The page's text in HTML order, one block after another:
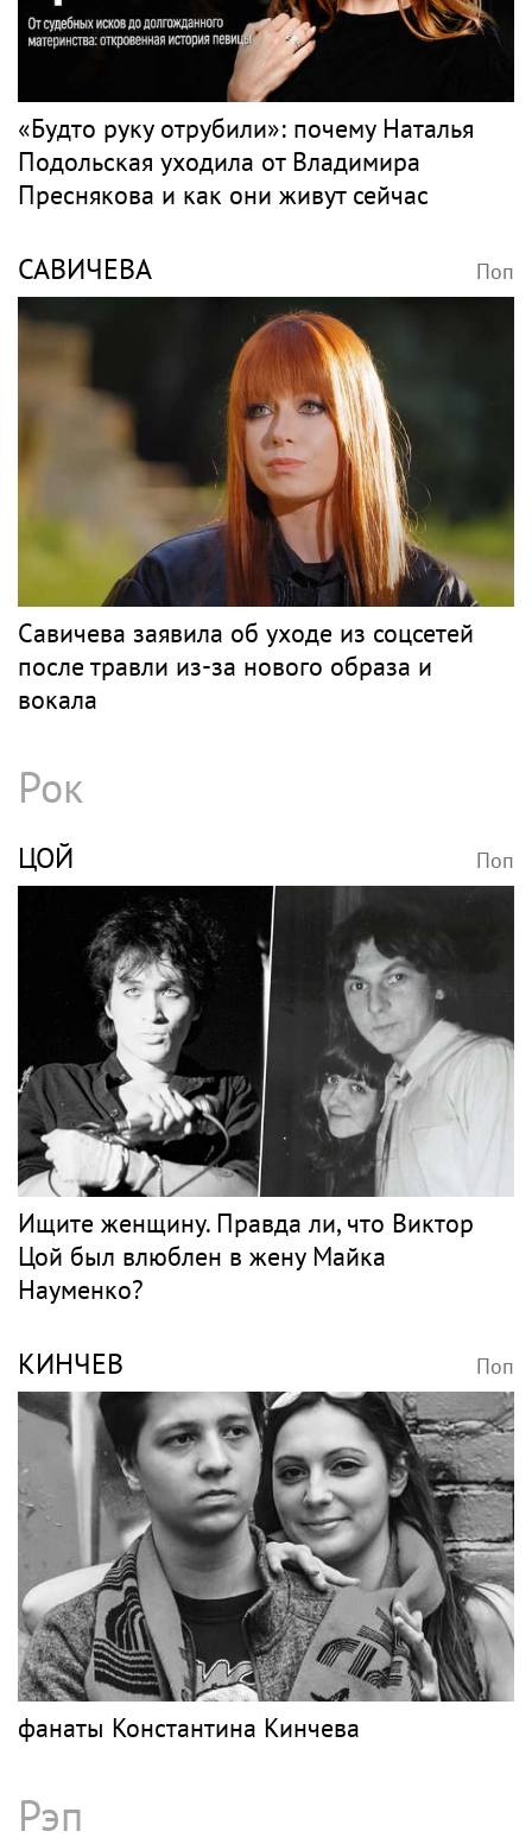
«Будто руку отрубили»: почему Наталья
Подольская уходила от Владимира
Преснякова и как они живут сейчас
САВИЧЕВА Поп
Савичева заявила об уходе из соцсетей
после травли из-за нового образа и
вокала
Рок
ЦОЙ Поп
Ищите женщину. Правда ли, что Виктор
Цой был влюблен в жену Майка
Науменко?
КИНЧЕВ Поп
фанаты Константина Кинчева
Рэп